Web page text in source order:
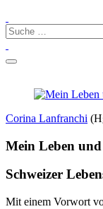
Corina Lanfranchi
Mein Leben
Schweizer
Mit einem Vorwort